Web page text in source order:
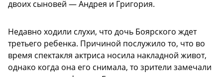
двоих сыновей — Андрея и Григория.
Недавно ходили слухи, что дочь Боярского ждет
третьего ребенка. Причиной послужило то, что во
время спектакля актриса носила накладной живот,
однако когда она его снимала, то зрители замечали